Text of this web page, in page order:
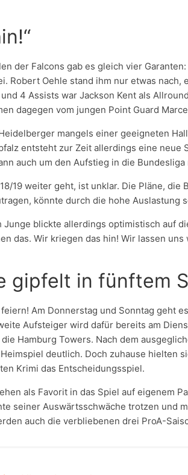
der Falcons gab es gleich vier
Robert Oehle stand ihm nur etwas nach,
4 Assists war Jackson Kent als
dagegen vom jungen Point Guard
mangels einer geeigneten
entsteht zur Zeit allerdings eine neue
auch um den Aufstieg in die Bundesliga
19 weiter geht, ist unklar. Die Pläne, die
könnte durch die hohe Auslastung
blickte allerdings optimistisch auf
das. Wir kriegen das hin! Wir lassen uns
gipfelt in fünftem
Am Donnerstag und Sonntag geht
Aufsteiger wird dafür bereits am
Hamburg Towers. Nach dem
deutlich. Doch zuhause hielten
Krimi das Entscheidungsspiel.
als Favorit in das Spiel auf eigenem
seiner Auswärtsschwäche trotzen und
auch die verbliebenen drei ProA-